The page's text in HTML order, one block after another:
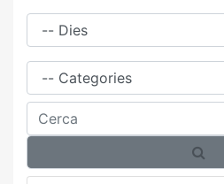
Dies
Família
Cerca